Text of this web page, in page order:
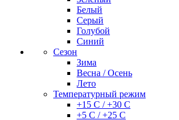
Белый
Серый
Голубой
Синий
Сезон
Зима
Весна / Осень
Лето
Температурный режим
+15 С / +30 С
+5 С / +25 С